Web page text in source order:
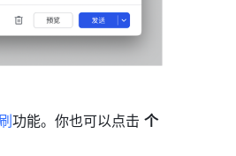
功能。你也可以点击 个